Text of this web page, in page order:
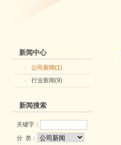
新闻中心
·
公司新闻(1)
·
行业新闻(9)
新闻搜索
关键字：
分 类：